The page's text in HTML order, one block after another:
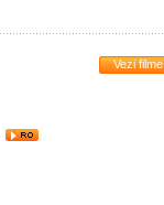
Vezi filme